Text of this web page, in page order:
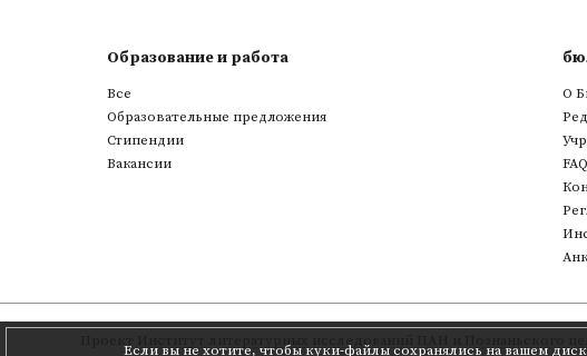
Если вы не хотите, чтобы куки-файлы сохранялись на вашем
Образование и работа
Все
Образовательные предложения
Стипендии
Вакансии
О
FAQ
Институт литературных исследований ПАН Познаньского